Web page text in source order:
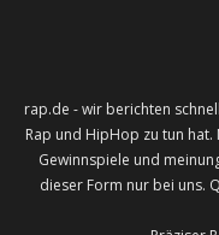
rap.de - wir berichten
Rap und HipHop zu tun hat.
Gewinnspiele und
dieser Form nur bei uns.